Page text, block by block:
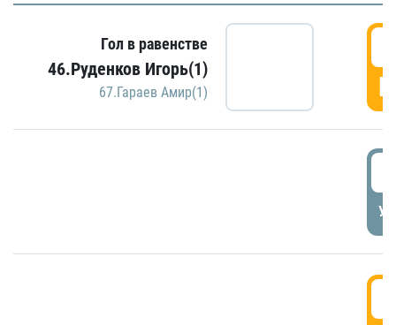
Гол в равенстве
46.Руденков Игорь(1)
67.Гараев Амир(1)